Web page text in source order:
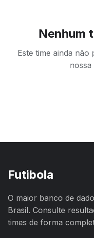
Nenhum
Este time ainda não
nossa
Futibola
O maior banco de
Brasil. Consulte
times de forma